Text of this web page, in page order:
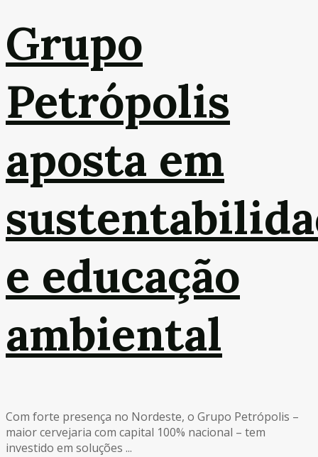
Grupo
Petrópolis
aposta em
e educação
ambiental
Com forte presença no Nordeste, o Grupo Petrópolis –
maior cervejaria com capital 100% nacional – tem
investido em soluções ...